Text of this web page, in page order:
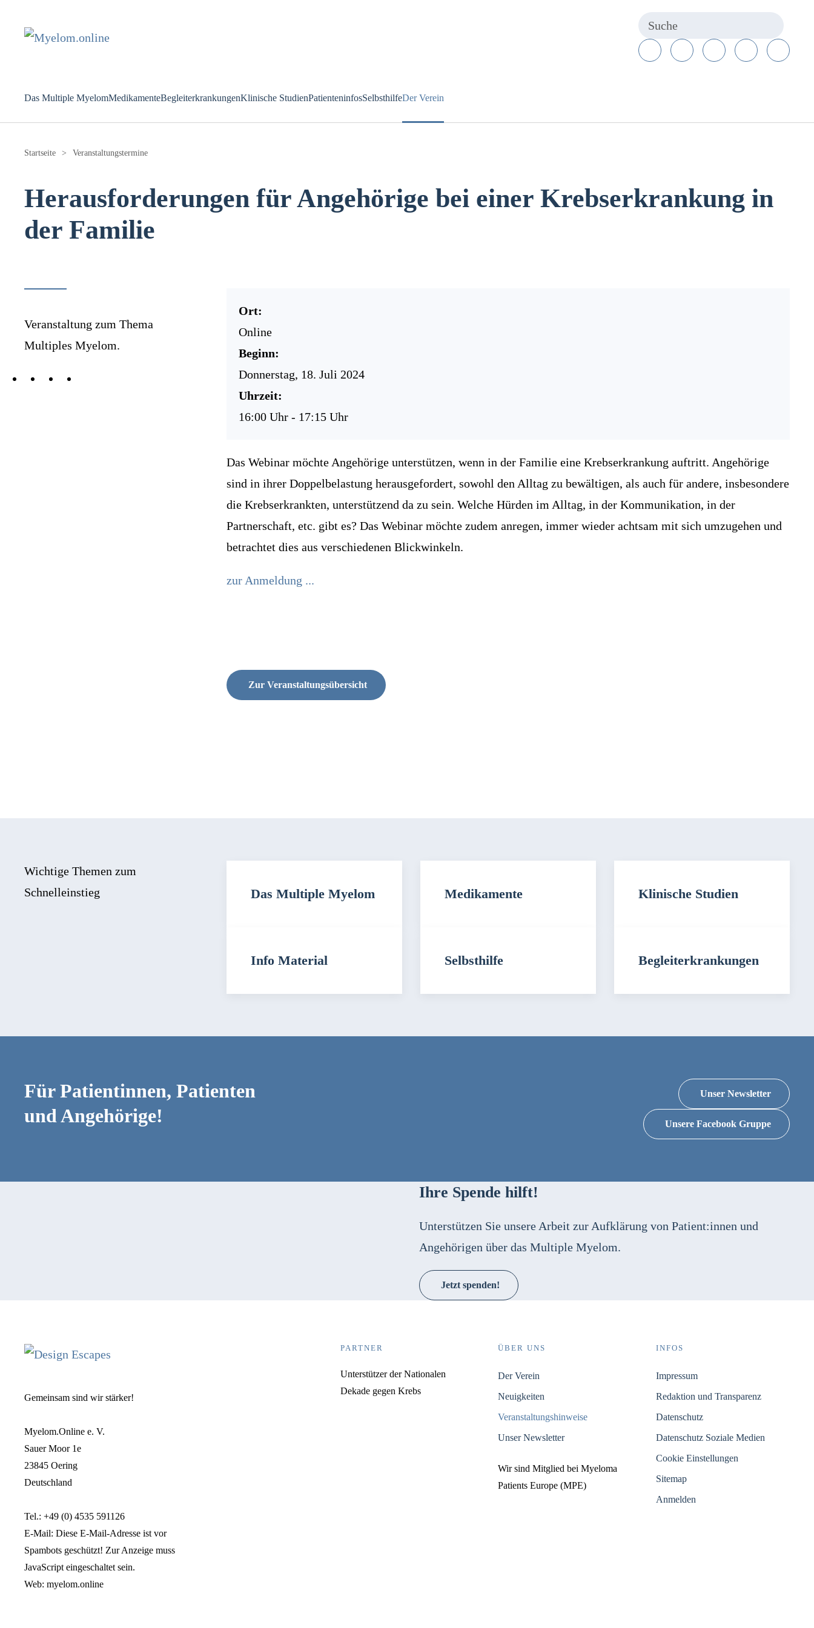
Zum Hauptinhalt springen
Das Multiple MyelomMedikamenteBegleiterkrankungenKlinische StudienPatienteninfosSelbsthilfeDer Verein
Startseite Veranstaltungstermine
Herausforderungen für Angehörige bei einer Krebserkrankung in
der Familie
Veranstaltung zum Thema
Multiples Myelom.
Ort:
Online
Beginn:
Donnerstag, 18. Juli 2024
Uhrzeit:
16:00 Uhr - 17:15 Uhr
Das Webinar möchte Angehörige unterstützen, wenn in der Familie eine Krebserkrankung auftritt. Angehörige
sind in ihrer Doppelbelastung herausgefordert, sowohl den Alltag zu bewältigen, als auch für andere, insbesondere
die Krebserkrankten, unterstützend da zu sein. Welche Hürden im Alltag, in der Kommunikation, in der
Partnerschaft, etc. gibt es? Das Webinar möchte zudem anregen, immer wieder achtsam mit sich umzugehen und
betrachtet dies aus verschiedenen Blickwinkeln.
zur Anmeldung ...
Zur Veranstaltungsübersicht
Wichtige Themen zum
Schnelleinstieg
Das Multiple Myelom Medikamente Klinische Studien
Info Material Selbsthilfe Begleiterkrankungen
Für Patientinnen, Patienten
und Angehörige!
Unser Newsletter
Unsere Facebook Gruppe
Ihre Spende hilft!
Unterstützen Sie unsere Arbeit zur Aufklärung von Patient:innen und
Angehörigen über das Multiple Myelom.
Jetzt spenden!
Gemeinsam sind wir stärker!
Myelom.Online e. V.
Sauer Moor 1e
23845 Oering
Deutschland
Tel.: +49 (0) 4535 591126
E-Mail: Diese E-Mail-Adresse ist vor
Spambots geschützt! Zur Anzeige muss
JavaScript eingeschaltet sein.
Web: myelom.online
PARTNER
Unterstützer der Nationalen
Dekade gegen Krebs
ÜBER UNS
Der Verein
Neuigkeiten
Veranstaltungshinweise
Unser Newsletter
Wir sind Mitglied bei Myeloma
Patients Europe (MPE)
INFOS
Impressum
Redaktion und Transparenz
Datenschutz
Datenschutz Soziale Medien
Cookie Einstellungen
Sitemap
Anmelden